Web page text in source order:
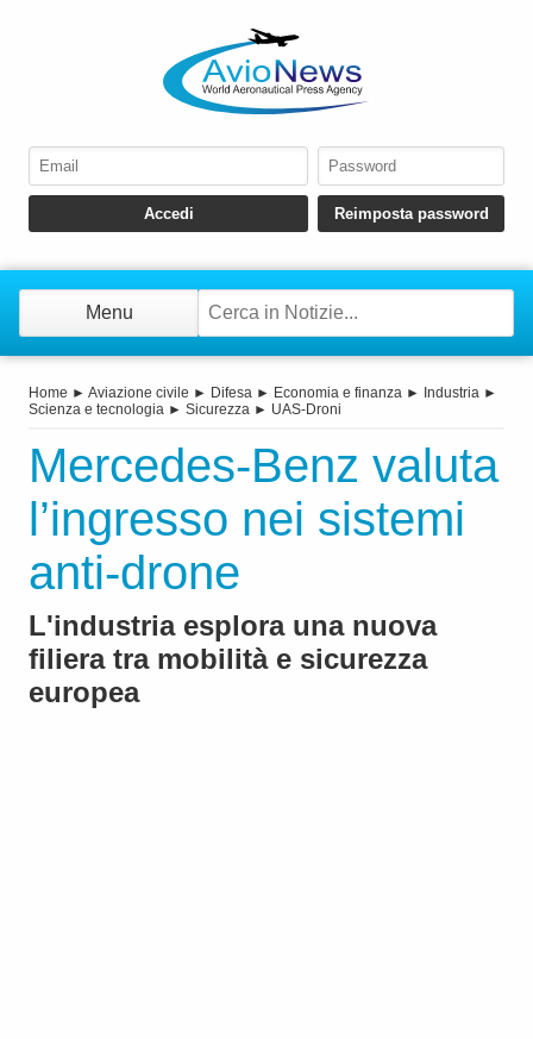
Menu
Home ► Aviazione civile ► Difesa ► Economia e finanza ► Industria ►
Scienza e tecnologia ► Sicurezza ► UAS-Droni
Mercedes-Benz valuta
l’ingresso nei sistemi
anti-drone
L'industria esplora una nuova
filiera tra mobilità e sicurezza
europea